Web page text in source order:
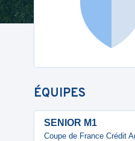
ÉQUIPES
SENIOR M1
Coupe de France Crédit